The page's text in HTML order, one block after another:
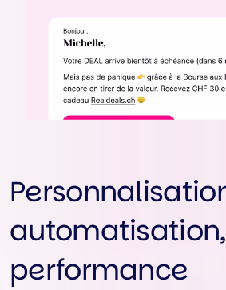
Personnalisation,
automatisation,
performance